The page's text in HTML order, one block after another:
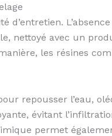
nettoyé avec un
les résines
repousser l’eau,
évitant
permet